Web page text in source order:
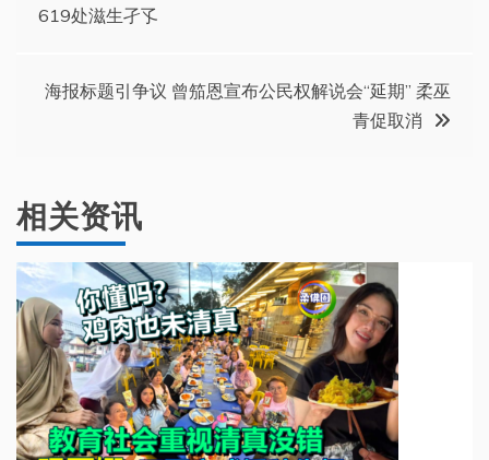
导
619处滋生孑孓
海报标题引争议 曾笳恩宣布公民权解说会“延期” 柔巫
青促取消
相关资讯